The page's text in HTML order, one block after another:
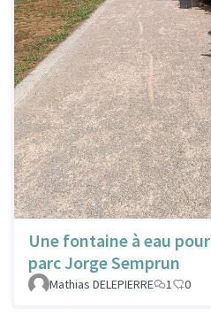
Une fontaine à eau
parc Jorge Semprun
Mathias DELEPIERRE
1 0